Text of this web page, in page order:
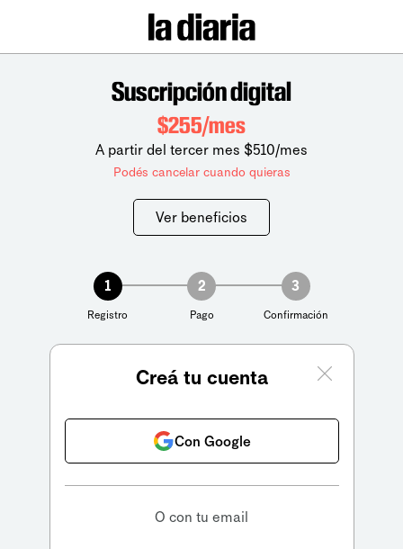
Suscripción digital
$255/mes
A partir del tercer mes $510/mes
Podés cancelar cuando quieras
Ver beneficios
1
Registro
2
Pago
3
Confirmación
Creá tu cuenta
Con Google
O con tu email